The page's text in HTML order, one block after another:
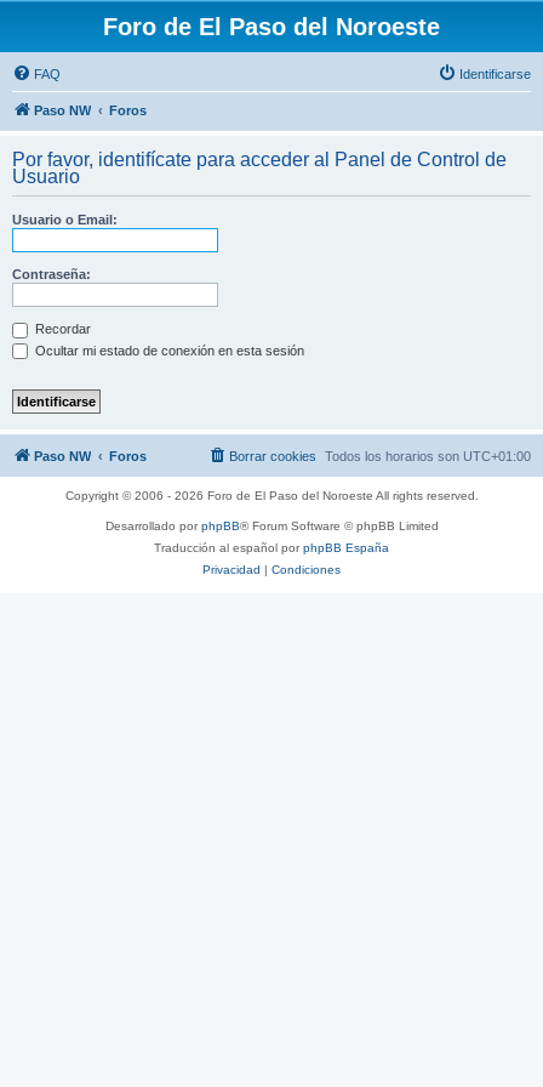
Foro de El Paso del Noroeste
FAQ Identificarse
Paso NW Foros
Por favor, identifícate para acceder al Panel de Control de
Usuario
Usuario o Email:
Contraseña:
Recordar
Ocultar mi estado de conexión en esta sesión
Paso NW Foros Todos los horarios son UTC+01:00
Borrar cookies
Copyright © 2006 - 2026 Foro de El Paso del Noroeste All rights reserved.
Desarrollado porphpBB® Forum Software © phpBB Limited
Traducción al español porphpBB España
Privacidad | Condiciones